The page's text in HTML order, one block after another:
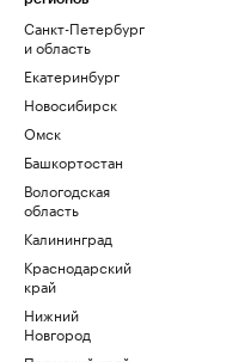
Санкт-Петербург
и область
Екатеринбург
Новосибирск
Омск
Башкортостан
Вологодская
область
Калининград
Краснодарский
край
Нижний
Новгород